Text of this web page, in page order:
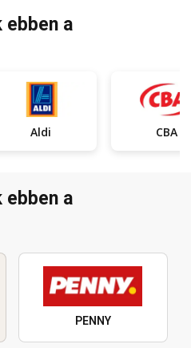
ebben a
Aldi CBA
ebben a
PENNY